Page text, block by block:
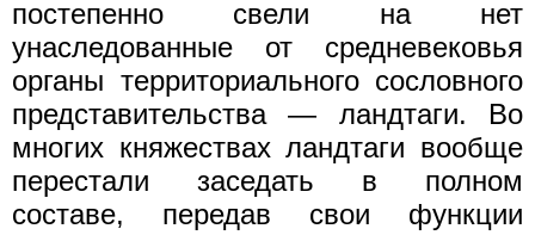
постепенно свели на нет
унаследованные от средневековья
органы территориального сословного
представительства — ландтаги. Во
многих княжествах ландтаги вообще
перестали заседать в полном
составе, передав свои функции